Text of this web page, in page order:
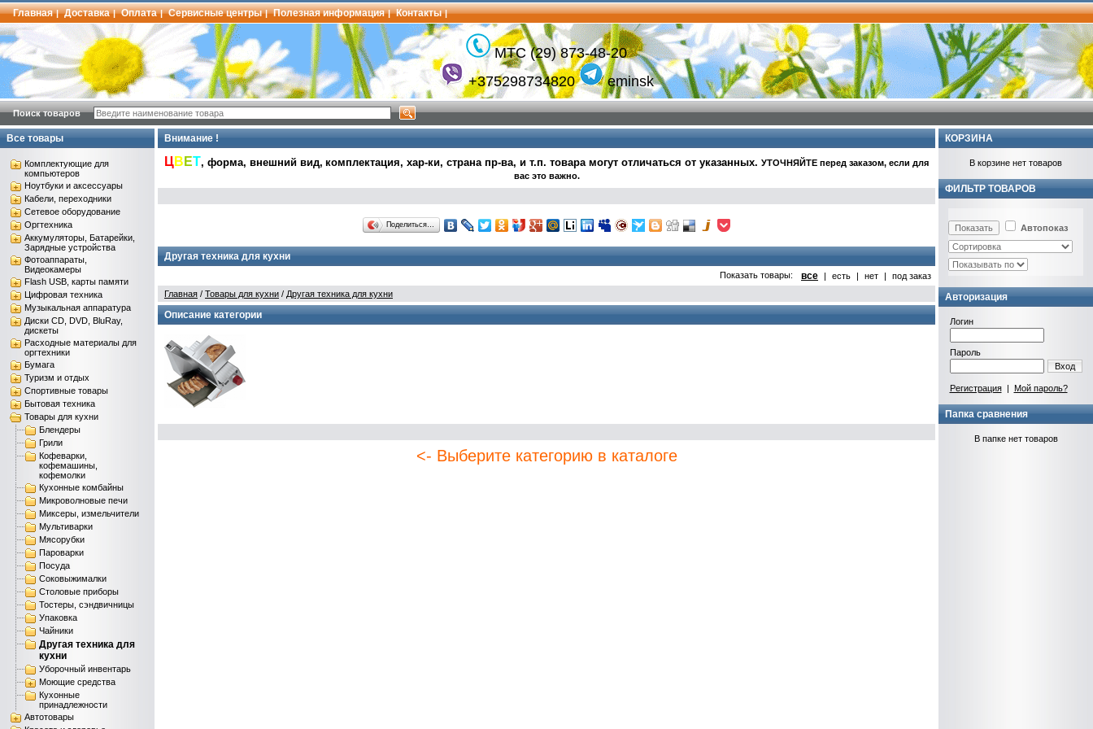
Главная | Доставка | Оплата | Сервисные центры | Полезная информация | Контакты |
МТС (29) 873-48-20
+375298734820
eminsk
Поиск товаров
Все товары
Комплектующие для
компьютеров
Ноутбуки и аксессуары
Кабели, переходники
Сетевое оборудование
Оргтехника
Аккумуляторы, Батарейки,
Зарядные устройства
Фотоаппараты,
Видеокамеры
Flash USB, карты памяти
Цифровая техника
Музыкальная аппаратура
Диски CD, DVD, BluRay,
дискеты
Расходные материалы для
оргтехники
Бумага
Туризм и отдых
Спортивные товары
Бытовая техника
Товары для кухни
Блендеры
Грили
Кофеварки,
кофемашины,
кофемолки
Кухонные комбайны
Микроволновые печи
Миксеры, измельчители
Мультиварки
Мясорубки
Пароварки
Посуда
Соковыжималки
Столовые приборы
Тостеры, сэндвичницы
Упаковка
Чайники
Другая техника для
кухни
Уборочный инвентарь
Моющие средства
Кухонные
принадлежности
Автотовары
Внимание !
ЦВ ЕТ, форма, внешний вид, комплектация, хар-ки, страна пр-ва, и т.п. товара могут отличаться от указанных. УТОЧНЯЙТЕ перед заказом, если для
вас это важно.
Поделиться…
Другая техника для кухни
Показать товары: все | есть | нет |
под заказ
Главная / Товары для кухни / Другая техника для кухни
Описание категории
<- Выберите категорию в каталоге
КОРЗИНА
В корзине нет товаров
ФИЛЬТР ТОВАРОВ
Автопоказ
Авторизация
Логин
Пароль
Вход
Регистрация| Мой пароль?
Папка сравнения
В папке нет товаров